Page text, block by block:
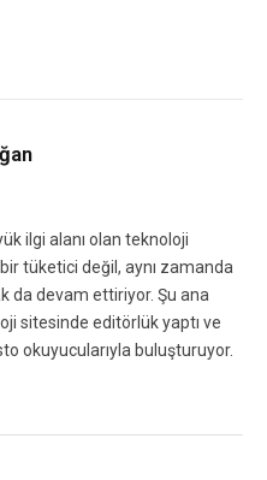
ilgi alanı olan teknoloji
tüketici değil, aynı zamanda
da devam ettiriyor. Şu ana
sitesinde editörlük yaptı ve
okuyucularıyla buluşturuyor.